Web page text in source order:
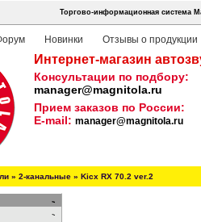
Торгово-информационная система
Новинки Отзывы о продукции
Интернет-магазин
Консультации по подбору:
manager@magnitola.ru
Прием заказов по России:
E-mail: manager@magnitola.ru
» 2-канальные » Kicx RX 70.2 ver.2